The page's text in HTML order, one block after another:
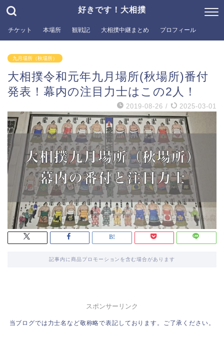
好きです！大相撲
チケット 本場所 観戦記 大相撲中継まとめ プロフィール
九月場所（秋場所）
大相撲令和元年九月場所(秋場所)番付
発表！幕内の注目力士はこの2人！
2019-08-26 / 2025-03-01
記事内に商品プロモーションを含む場合があります
スポンサーリンク
当ブログでは力士名など敬称略で表記しております。ご了承ください。